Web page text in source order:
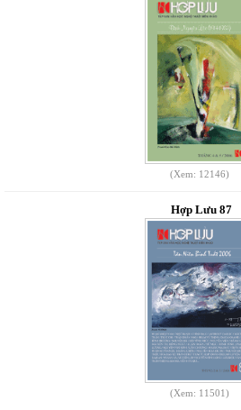
(Xem: 12146)
Hợp Lưu 87
(Xem: 11501)